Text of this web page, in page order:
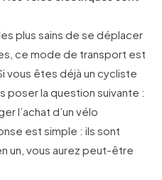
plus sains de se déplacer
ce mode de transport est
vous êtes déjà un cycliste
poser la question suivante :
l’achat d’un vélo
est simple : ils sont
un, vous aurez peut-être